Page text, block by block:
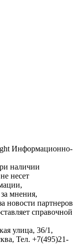
Информационно-
наличии
несет
мнения,
новости партнеров
справочной
улица, 36/1 ,
Тел. +7(495)21-